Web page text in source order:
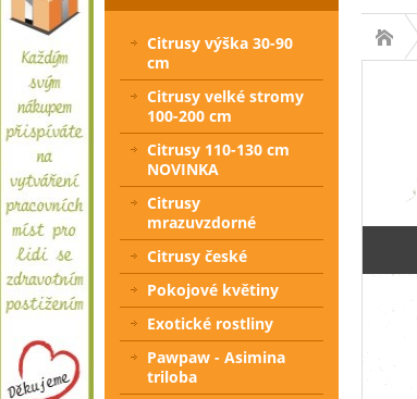
Citrusy výška 30-90
cm
Citrusy velké stromy
100-200 cm
Citrusy 110-130 cm
NOVINKA
Citrusy
mrazuvzdorné
Citrusy české
Pokojové květiny
Exotické rostliny
Pawpaw - Asimina
triloba